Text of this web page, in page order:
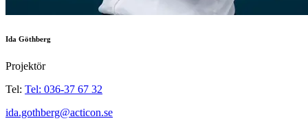
Ida Göthberg
Projektör
Tel: Tel: 036-37 67 32
ida.gothberg@acticon.se